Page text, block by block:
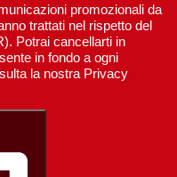
promozionali da
trattati nel rispetto del
Potrai cancellarti in
in fondo a ogni
la nostra Privacy